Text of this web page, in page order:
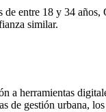
entre 18 y 34
similar.
herramientas
gestión urbana,